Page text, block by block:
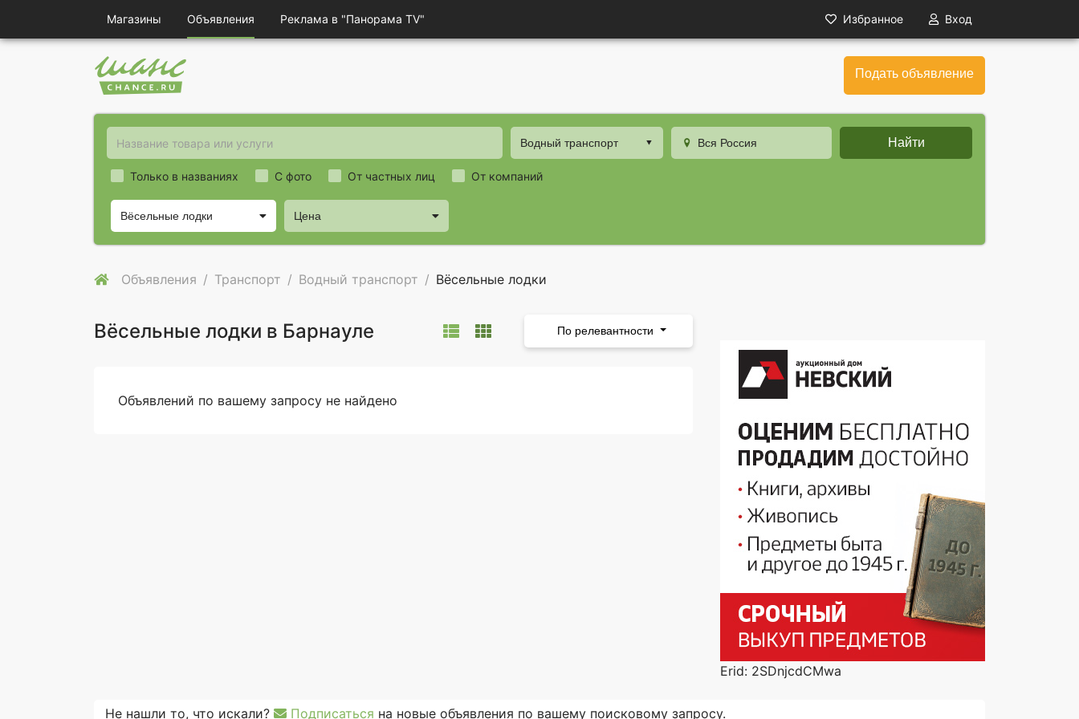
Магазины Объявления Реклама в "Панорама TV" Избранное Вход
Подать объявление
Водный транспорт Вся Россия Найти
Только в названиях
Вёсельные лодки Цена
С фото От частных лиц От компаний
Объявления Транспорт Водный транспорт Вёсельные лодки
Вёсельные лодки в Барнауле По релевантности
Объявлений по вашему запросу не найдено
Erid: 2SDnjcdCMwa
Не нашли то, что искали? Подписаться на новые объявления по вашему поисковому запросу.